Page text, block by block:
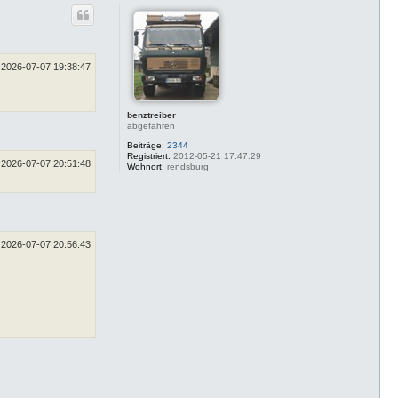
d
t
e
n
v
n
l
i
benztreiber
abgefahren
Beiträge: 2344
Registriert: 2012-05-21 17:47:29
Wohnort: rendsburg
2026-07-07 19:38:47
2026-07-07 20:51:48
2026-07-07 20:56:43